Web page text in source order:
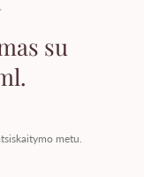
su
metu.